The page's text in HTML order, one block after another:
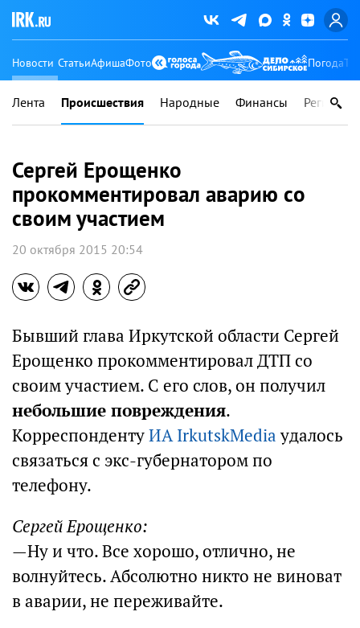
Новости СтатьиАфишаФото Погода
Лента Происшествия Народные Финансы Регионы
Сергей Ерощенко
прокомментировал аварию со
своим участием
20 октября 2015 20:54
Бывший глава Иркутской области Сергей
Ерощенко прокомментировал ДТП со
своим участием. С его слов, он получил
небольшие повреждения.
КорреспондентуИА IrkutskMediaудалось
связаться с экс-губернатором по
телефону.
Сергей Ерощенко:
—Ну и что. Все хорошо, отлично, не
волнуйтесь. Абсолютно никто не виноват
в аварии, не переживайте.